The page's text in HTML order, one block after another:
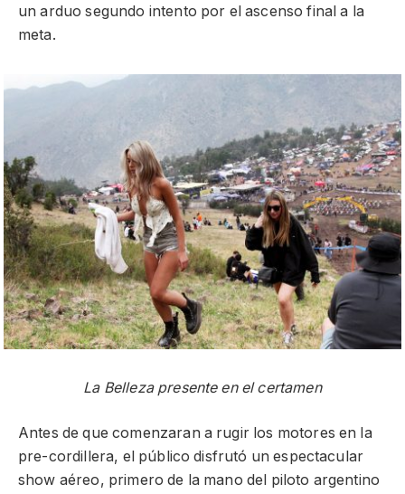
un arduo segundo intento por el ascenso final a la
meta.
La Belleza presente en el certamen
Antes de que comenzaran a rugir los motores en la
pre-cordillera, el público disfrutó un espectacular
show aéreo, primero de la mano del piloto argentino